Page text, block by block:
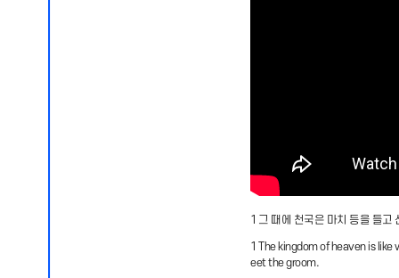
1 그 때에 천국은 마치 등을 들고
1 The kingdom of heaven is
eet the groom.